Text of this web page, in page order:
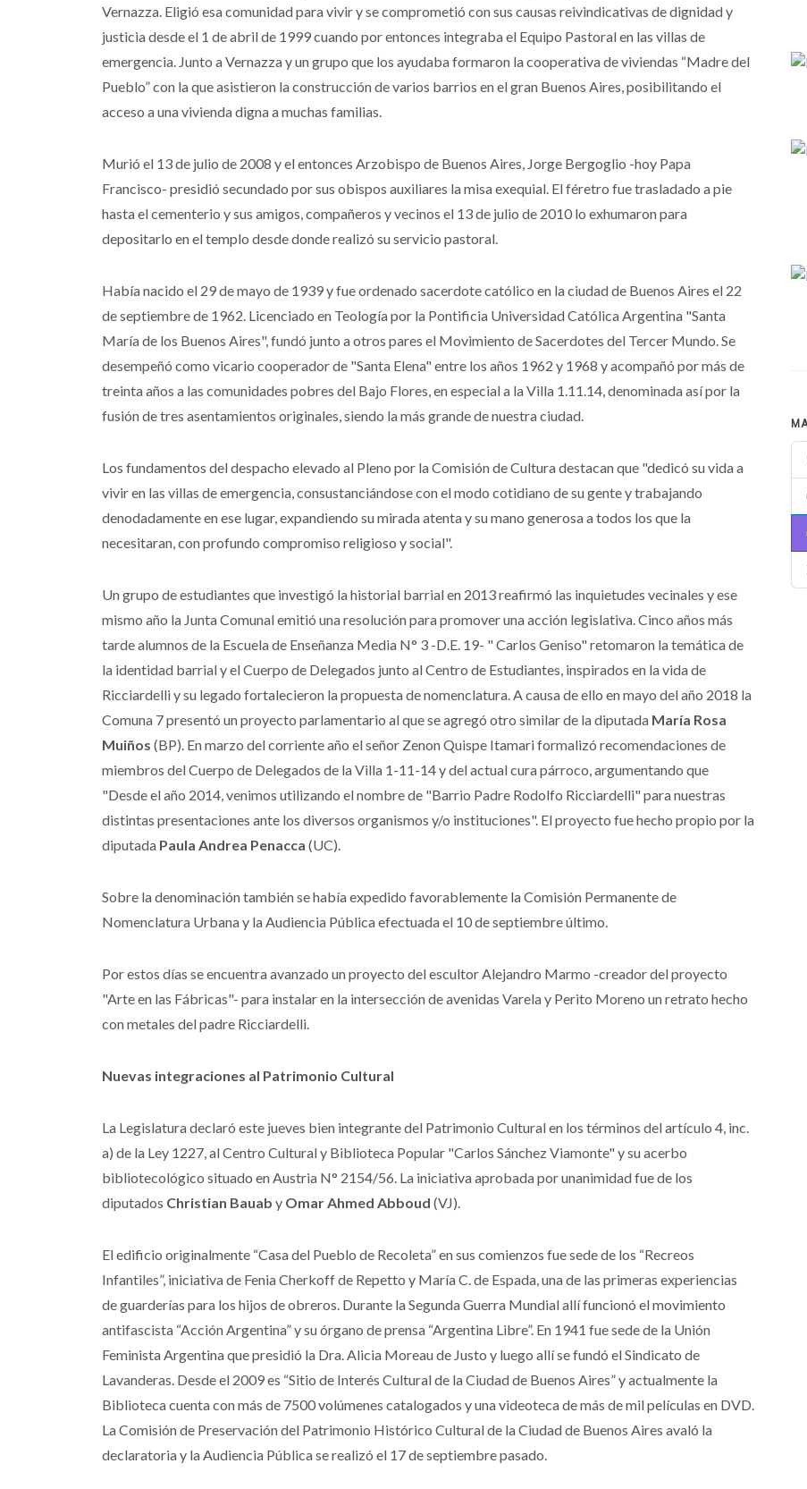
Vernazza. Eligió esa comunidad para vivir y se comprometió con sus causas reivindicativas de dignidad y
justicia desde el 1 de abril de 1999 cuando por entonces integraba el Equipo Pastoral en las villas de
emergencia. Junto a Vernazza y un grupo que los ayudaba formaron la cooperativa de viviendas “Madre del
Pueblo” con la que asistieron la construcción de varios barrios en el gran Buenos Aires, posibilitando el
acceso a una vivienda digna a muchas familias.
Murió el 13 de julio de 2008 y el entonces Arzobispo de Buenos Aires, Jorge Bergoglio -hoy Papa
Francisco- presidió secundado por sus obispos auxiliares la misa exequial. El féretro fue trasladado a pie
hasta el cementerio y sus amigos, compañeros y vecinos el 13 de julio de 2010 lo exhumaron para
depositarlo en el templo desde donde realizó su servicio pastoral.
Había nacido el 29 de mayo de 1939 y fue ordenado sacerdote católico en la ciudad de Buenos Aires el 22
de septiembre de 1962. Licenciado en Teología por la Pontificia Universidad Católica Argentina "Santa
María de los Buenos Aires", fundó junto a otros pares el Movimiento de Sacerdotes del Tercer Mundo. Se
desempeñó como vicario cooperador de "Santa Elena" entre los años 1962 y 1968 y acompañó por más de
treinta años a las comunidades pobres del Bajo Flores, en especial a la Villa 1.11.14, denominada así por la
fusión de tres asentamientos originales, siendo la más grande de nuestra ciudad.
Los fundamentos del despacho elevado al Pleno por la Comisión de Cultura destacan que "dedicó su vida a
vivir en las villas de emergencia, consustanciándose con el modo cotidiano de su gente y trabajando
denodadamente en ese lugar, expandiendo su mirada atenta y su mano generosa a todos los que la
necesitaran, con profundo compromiso religioso y social".
Un grupo de estudiantes que investigó la historial barrial en 2013 reafirmó las inquietudes vecinales y ese
mismo año la Junta Comunal emitió una resolución para promover una acción legislativa. Cinco años más
tarde alumnos de la Escuela de Enseñanza Media N° 3 -D.E. 19- " Carlos Geniso" retomaron la temática de
la identidad barrial y el Cuerpo de Delegados junto al Centro de Estudiantes, inspirados en la vida de
Ricciardelli y su legado fortalecieron la propuesta de nomenclatura. A causa de ello en mayo del año 2018 la
Comuna 7 presentó un proyecto parlamentario al que se agregó otro similar de la diputada María Rosa
Muiños (BP). En marzo del corriente año el señor Zenon Quispe Itamari formalizó recomendaciones de
miembros del Cuerpo de Delegados de la Villa 1-11-14 y del actual cura párroco, argumentando que
"Desde el año 2014, venimos utilizando el nombre de "Barrio Padre Rodolfo Ricciardelli" para nuestras
distintas presentaciones ante los diversos organismos y/o instituciones". El proyecto fue hecho propio por la
diputada Paula Andrea Penacca (UC).
Sobre la denominación también se había expedido favorablemente la Comisión Permanente de
Nomenclatura Urbana y la Audiencia Pública efectuada el 10 de septiembre último.
Por estos días se encuentra avanzado un proyecto del escultor Alejandro Marmo -creador del proyecto
"Arte en las Fábricas"- para instalar en la intersección de avenidas Varela y Perito Moreno un retrato hecho
con metales del padre Ricciardelli.
Nuevas integraciones al Patrimonio Cultural
La Legislatura declaró este jueves bien integrante del Patrimonio Cultural en los términos del artículo 4, inc.
a) de la Ley 1227, al Centro Cultural y Biblioteca Popular "Carlos Sánchez Viamonte" y su acerbo
bibliotecológico situado en Austria N° 2154/56. La iniciativa aprobada por unanimidad fue de los
diputados Christian Bauab y Omar Ahmed Abboud (VJ).
El edificio originalmente “Casa del Pueblo de Recoleta” en sus comienzos fue sede de los “Recreos
Infantiles”, iniciativa de Fenia Cherkoff de Repetto y María C. de Espada, una de las primeras experiencias
de guarderías para los hijos de obreros. Durante la Segunda Guerra Mundial allí funcionó el movimiento
antifascista “Acción Argentina” y su órgano de prensa “Argentina Libre”. En 1941 fue sede de la Unión
Feminista Argentina que presidió la Dra. Alicia Moreau de Justo y luego allí se fundó el Sindicato de
Lavanderas. Desde el 2009 es “Sitio de Interés Cultural de la Ciudad de Buenos Aires” y actualmente la
Biblioteca cuenta con más de 7500 volúmenes catalogados y una videoteca de más de mil películas en DVD.
La Comisión de Preservación del Patrimonio Histórico Cultural de la Ciudad de Buenos Aires avaló la
declaratoria y la Audiencia Pública se realizó el 17 de septiembre pasado.